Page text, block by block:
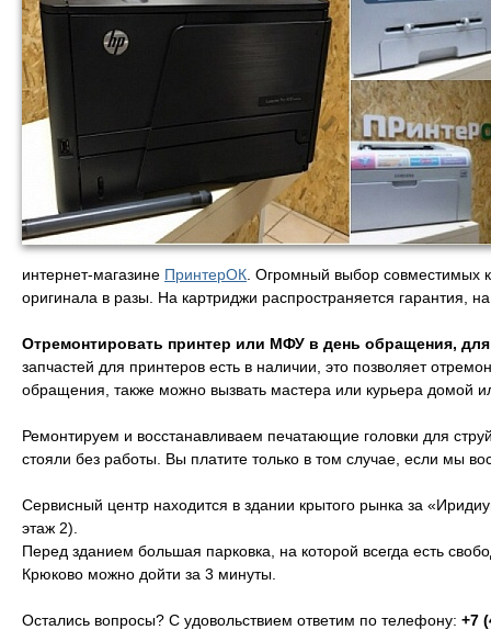
интернет-магазине ПринтерОК . Огромный выбор совместимых
оригинала в разы. На картриджи распространяется гарантия,
Отремонтировать принтер или МФУ в день обращения,
запчастей для принтеров есть в наличии, это позволяет
обращения, также можно вызвать мастера или курьера домой
Ремонтируем и восстанавливаем печатающие головки для
стояли без работы. Вы платите только в том случае, если мы
Сервисный центр находится в здании крытого рынка за
этаж 2).
Перед зданием большая парковка, на которой всегда есть
Крюково можно дойти за 3 минуты.
Остались вопросы? С удовольствием ответим по телефону: +7